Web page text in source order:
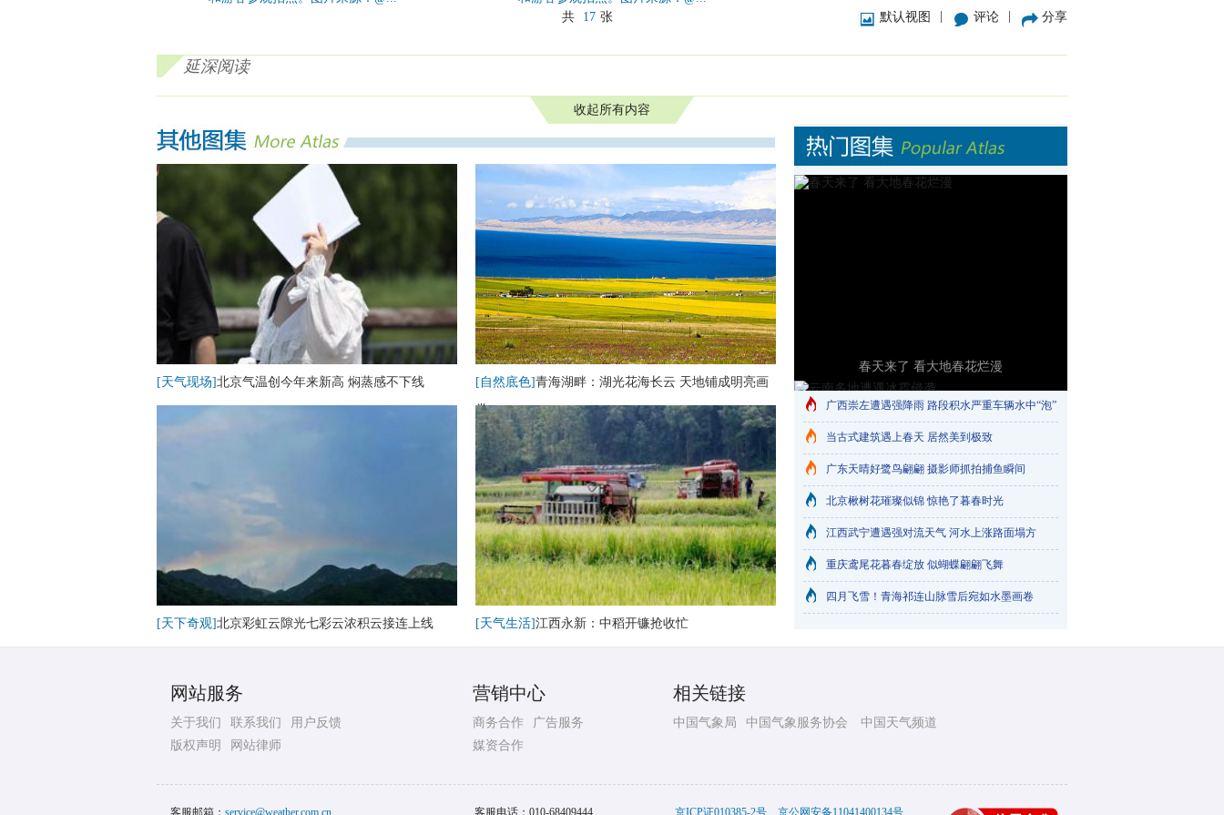
共
17 张 默认视图 评论 分享
延深阅读
收起所有内容
[天气现场]北京气温创今年来新高 焖蒸感不下线 [自然底色]青海湖畔：湖光花海长云 天地铺成明亮画
卷
[天下奇观]北京彩虹云隙光七彩云浓积云接连上线 [天气生活]江西永新：中稻开镰抢收忙
春天来了 看大地春花烂漫
云南多地遭遇冰雹侵袭
广西崇左遭遇强降雨 路段积水严重车辆水中“泡”​
当古式建筑遇上春天 居然美到极致
广东天晴好鹭鸟翩翩 摄影师抓拍捕鱼瞬间
北京楸树花璀璨似锦 惊艳了暮春时光
江西武宁遭遇强对流天气 河水上涨路面塌方
重庆鸢尾花暮春绽放 似蝴蝶翩翩飞舞
四月飞雪！青海祁连山脉雪后宛如水墨画卷
网站服务
关于我们 联系我们
用户反馈
版权声明
网站律师
营销中心
商务合作
广告服务
媒资合作
相关链接
中国气象局 中国气象服务协会 中国天气频道
客服邮箱： service@weather.com.cn 客服电话： 010-68409444 京ICP证010385-2号 京公网安备11041400134号